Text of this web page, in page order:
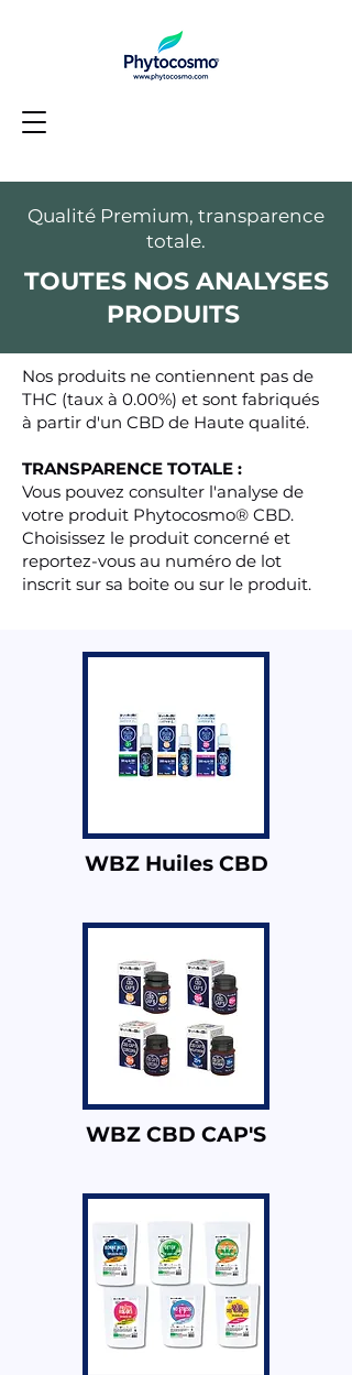
Qualité Premium, transparence
totale.
TOUTES NOS ANALYSES
PRODUITS
Nos produits ne contiennent pas de
THC (taux à 0.00%) et sont fabriqués
à partir d'un CBD de Haute qualité.
TRANSPARENCE TOTALE :
Vous pouvez consulter l'analyse de
votre produit Phytocosmo® CBD.
Choisissez le produit concerné et
reportez-vous au numéro de lot
inscrit sur sa boite ou sur le produit.
WBZ Huiles CBD
WBZ CBD CAP'S